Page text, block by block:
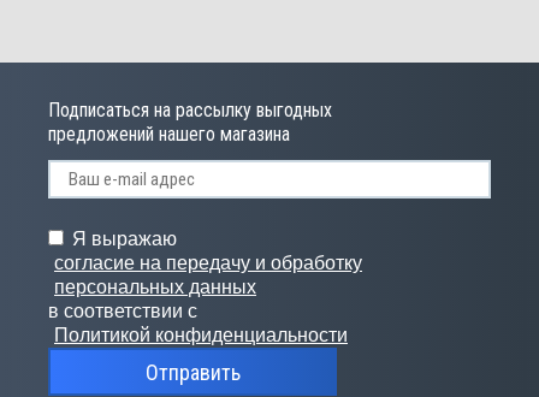
Подписаться на рассылку выгодных
предложений нашего магазина
Я выражаю
согласие на передачу и обработку
персональных данных
в соответствии с
Политикой конфиденциальности
Отправить